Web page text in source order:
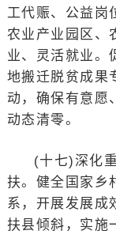
工代赈、公益岗
农业产业园区、
业、灵活就业。
地搬迁脱贫成果
动，确保有意愿
动态清零。
(十七)深化
扶。健全国家乡
系，开展发展成
扶县倾斜，实施